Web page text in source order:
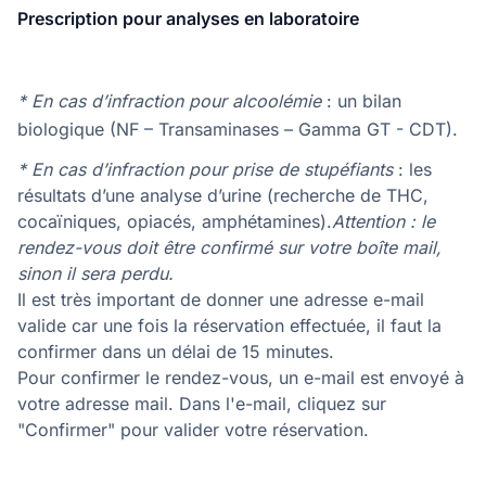
Prescription pour analyses en laboratoire
* En cas d’infraction pour alcoolémie: un bilan
biologique (NF – Transaminases – Gamma GT - CDT).
* En cas d’infraction pour prise de stupéfiants : les
résultats d’une analyse d’urine (recherche de THC,
cocaïniques, opiacés, amphétamines).Attention : le
rendez-vous doit être confirmé sur votre boîte mail,
sinon il sera perdu.
Il est très important de donner une adresse e-mail
valide car une fois la réservation effectuée, il faut la
confirmer dans un délai de 15 minutes.
Pour confirmer le rendez-vous, un e-mail est envoyé à
votre adresse mail. Dans l'e-mail, cliquez sur
"Confirmer" pour valider votre réservation.